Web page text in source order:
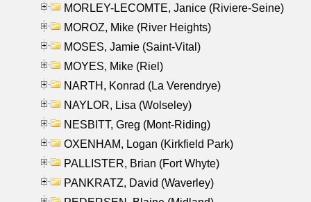
MORLEY-LECOMTE, Janice (Riviere-Seine)
MOROZ, Mike (River Heights)
MOSES, Jamie (Saint-Vital)
MOYES, Mike (Riel)
NARTH, Konrad (La Verendrye)
NAYLOR, Lisa (Wolseley)
NESBITT, Greg (Mont-Riding)
OXENHAM, Logan (Kirkfield Park)
PALLISTER, Brian (Fort Whyte)
PANKRATZ, David (Waverley)